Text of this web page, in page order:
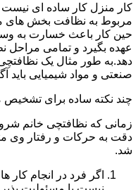
کار منزل کار ساده ای نیست
مربوط به نظافت بخش های
حین کار باعث خسارت به
عهده بگیرد و تمامی مراحل
دهد.به طور مثال یک
صنعتی و مواد شیمیایی باید
چند نکته ساده برای
زمانی که نظافتچی خانم
دقت به حرکات و رفتار وی
شد.
اگر فرد در انجام کار